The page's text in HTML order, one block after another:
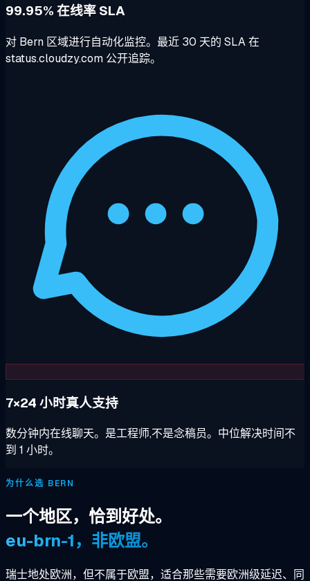
99.95% 在线率 SLA
对 Bern 区域进行自动化监控。最近 30 天的 SLA 在
status.cloudzy.com 公开追踪。
7×24 小时真人支持
数分钟内在线聊天。是工程师,不是念稿员。中位解决时间不
到 1 小时。
为什么选 BERN
一个地区，恰到好处。
eu-brn-1，非欧盟。
瑞士地处欧洲，但不属于欧盟，适合那些需要欧洲级延迟、同